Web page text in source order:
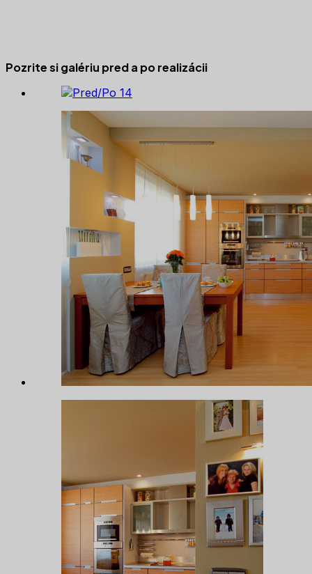
Pozrite si galériu pred a po realizácii